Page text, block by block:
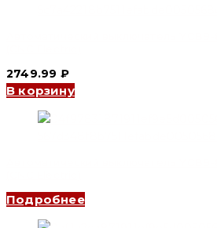
2749.99 ₽
В корзину
Подробнее